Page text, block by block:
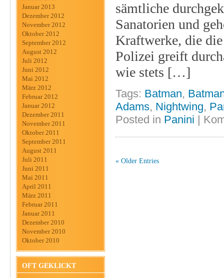
Januar 2013
Dezember 2012
November 2012
Oktober 2012
September 2012
August 2012
Juli 2012
Juni 2012
Mai 2012
März 2012
Februar 2012
Januar 2012
Dezember 2011
November 2011
Oktober 2011
September 2011
August 2011
Juli 2011
Juni 2011
Mai 2011
April 2011
März 2011
Februar 2011
Januar 2011
Dezember 2010
November 2010
Oktober 2010
OFT GEKLICKT
sämtliche
Sanatorien und
Kraftwerke, die
Polizei greift
wie stets […]
Tags: Batman,
Adams, Nightwing,
Posted in Panini
« Older Entries